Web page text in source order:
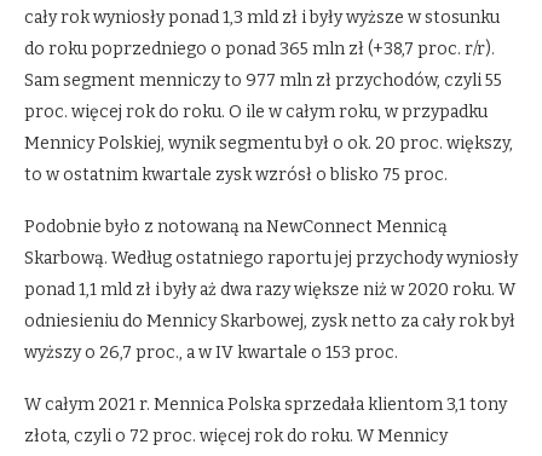
cały rok wyniosły ponad 1,3 mld zł i były wyższe w stosunku
do roku poprzedniego o ponad 365 mln zł (+38,7 proc. r/r).
Sam segment menniczy to 977 mln zł przychodów, czyli 55
proc. więcej rok do roku. O ile w całym roku, w przypadku
Mennicy Polskiej, wynik segmentu był o ok. 20 proc. większy,
to w ostatnim kwartale zysk wzrósł o blisko 75 proc.
Podobnie było z notowaną na NewConnect Mennicą
Skarbową. Według ostatniego raportu jej przychody wyniosły
ponad 1,1 mld zł i były aż dwa razy większe niż w 2020 roku. W
odniesieniu do Mennicy Skarbowej, zysk netto za cały rok był
wyższy o 26,7 proc., a w IV kwartale o 153 proc.
W całym 2021 r. Mennica Polska sprzedała klientom 3,1 tony
złota, czyli o 72 proc. więcej rok do roku. W Mennicy